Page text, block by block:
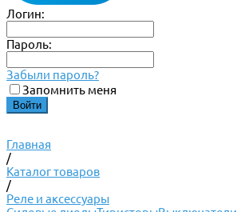
Логин:
Пароль:
Забыли пароль?
Запомнить меня
Главная
/
Каталог товаров
/
Реле и аксессуары